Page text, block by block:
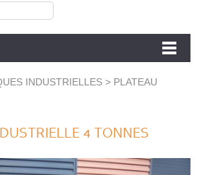
INDUSTRIELLES > PLATEAU
4 TONNES